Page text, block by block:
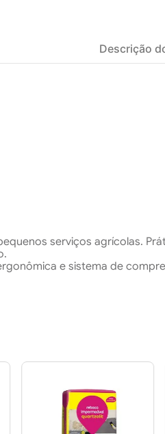
Descrição
serviços agrícolas.
e sistema de